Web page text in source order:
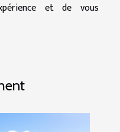
et de vous